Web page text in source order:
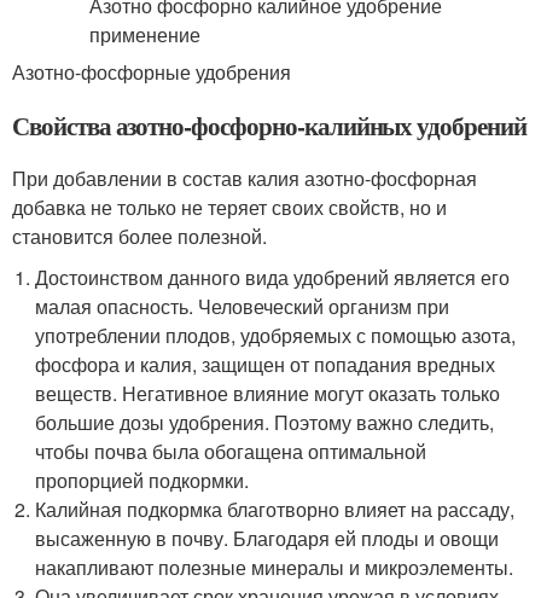
Азотно-фосфорные удобрения
Свойства азотно-фосфорно-калийных удобрений
При добавлении в состав калия азотно-фосфорная
добавка не только не теряет своих свойств, но и
становится более полезной.
Достоинством данного вида удобрений является его
малая опасность. Человеческий организм при
употреблении плодов, удобряемых с помощью азота,
фосфора и калия, защищен от попадания вредных
веществ. Негативное влияние могут оказать только
большие дозы удобрения. Поэтому важно следить,
чтобы почва была обогащена оптимальной
пропорцией подкормки.
Калийная подкормка благотворно влияет на рассаду,
высаженную в почву. Благодаря ей плоды и овощи
накапливают полезные минералы и микроэлементы.